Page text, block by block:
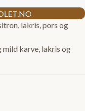
lakris, pors og
mild karve, lakris og